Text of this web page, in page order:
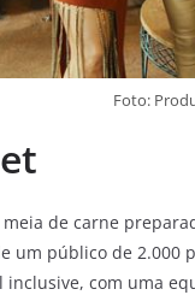
Foto:
de carne
um público de 2.000
inclusive, com uma